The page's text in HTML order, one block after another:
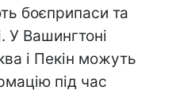
боєприпаси та
У Вашингтоні
і Пекін можуть
під час